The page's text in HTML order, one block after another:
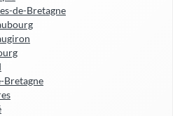
de-Bretagne
Bretagne